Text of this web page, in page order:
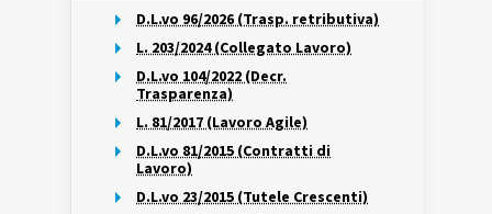
D.L.vo 96/2026 (Trasp. retributiva)
L. 203/2024 (Collegato Lavoro)
D.L.vo 104/2022 (Decr.
Trasparenza)
L. 81/2017 (Lavoro Agile)
D.L.vo 81/2015 (Contratti di
Lavoro)
D.L.vo 23/2015 (Tutele Crescenti)